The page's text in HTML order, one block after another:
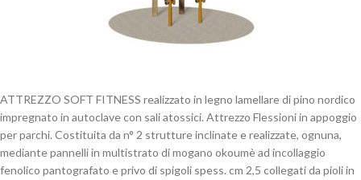
ATTREZZO SOFT FITNESS realizzato in legno lamellare di pino nordico
impregnato in autoclave con sali atossici. Attrezzo Flessioni in appoggio
per parchi. Costituita da n° 2 strutture inclinate e realizzate, ognuna,
mediante pannelli in multistrato di mogano okoumè ad incollaggio
fenolico pantografato e privo di spigoli spess. cm 2,5 collegati da pioli in